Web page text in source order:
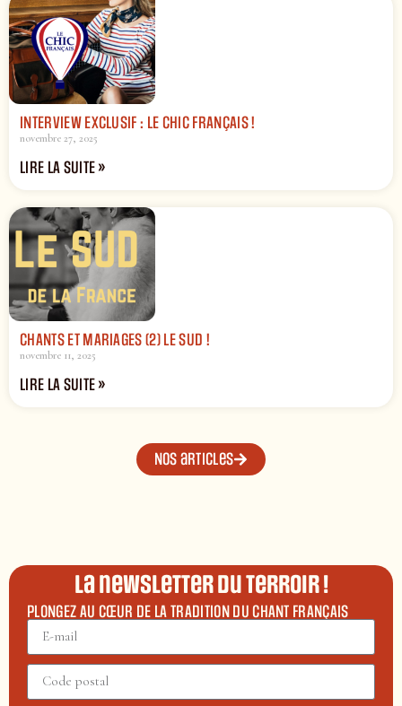
INTERVIEW EXCLUSIF : LE CHIC FRANÇAIS !
novembre 27, 2025
LIRE LA SUITE »
CHANTS ET MARIAGES (2) LE SUD !
novembre 11, 2025
LIRE LA SUITE »
Nos articles
La newsletter du terroir !
PLONGEZ AU CŒUR DE LA TRADITION DU CHANT FRANÇAIS